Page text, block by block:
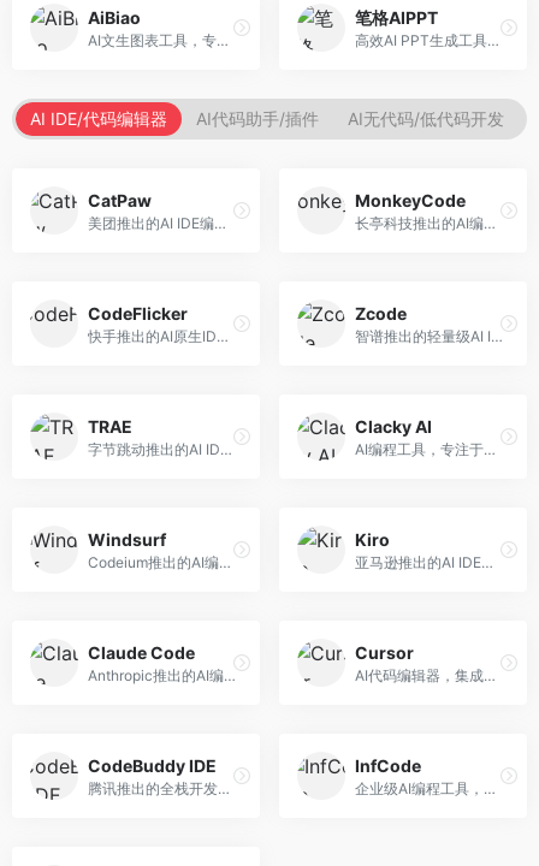
AiBiao
AI文生图表工具，专注于数据可视化展示。面向数据分析师和职场人士，提供图表生成、数据可视化、PPT嵌入等服务，数据展示专业。
笔格AIPPT
高效AI PPT生成工具，专注于演示文稿智能创作。面向职场人士，支持主题输入、内容生成、设计美化等功能，PPT制作效率高。
AI IDE/代码编辑器 AI代码助手/插件 AI无代码/低代码开发
CatPaw
美团推出的AI IDE编程工具，专注于本地开发生态。面向开发者，提供智能代码补全、代码生成、项目管理等服务，本地开发体验好。
MonkeyCode
长亭科技推出的AI编程助手，专注于安全开发。面向开发者，提供代码生成、安全检测、漏洞修复等服务，安全开发能力强。
CodeFlicker
快手推出的AI原生IDE，专注于短视频相关开发。面向快手生态开发者，提供代码生成、调试辅助等服务，与快手开发生态深度整合。
Zcode
智谱推出的轻量级AI IDE，基于GLM模型。面向开发者，提供智能代码补全、代码生成、错误检测等服务，中文编程支持好。
TRAE
字节跳动推出的AI IDE编程工具，深度集成大模型能力。面向开发者，提供智能代码补全、代码解释、重构优化等服务，编程效率显著提升。
Clacky AI
AI编程工具，专注于代码智能生成与优化。面向开发者，提供代码生成、代码重构、错误修复等服务，编程效率高。
Windsurf
Codeium推出的AI编程工具，专注于代码智能辅助。面向开发者，提供代码补全、代码生成、代码解释等服务，多语言支持完善。
Kiro
亚马逊推出的AI IDE，深度整合AWS云服务。面向AWS开发者，提供代码生成、云服务集成、部署自动化等服务，与AWS生态无缝衔接。
Claude Code
Anthropic推出的AI编程工具，基于Claude模型。面向开发者，提供代码生成、代码审查、调试辅助等服务，代码质量高，推理能力强。
Cursor
AI代码编辑器，集成GPT-4模型，专注于智能编程辅助。面向开发者，提供代码生成、代码解释、错误修复等服务，编程体验流畅，开发效率高。
CodeBuddy IDE
腾讯推出的全栈开发AI IDE，整合腾讯云服务。面向开发者，提供代码生成、调试辅助、部署服务等功能，与腾讯云生态深度整合。
InfCode
企业级AI编程工具，专注于团队协作开发。面向企业开发团队，提供代码生成、代码审查、团队协作等服务，企业级功能完善。